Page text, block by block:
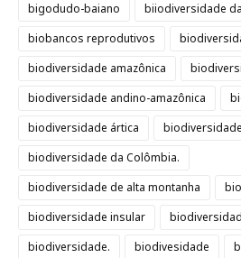
bigodudo-baiano
biiodiversidade
biobancos reprodutivos
biodiversidade amazônica
biodiversidade andino-amazônica
biodiversidade ártica
biodiversidade da Colômbia.
biodiversidade de alta montanha
biodiversidade insular
biodiversidade.
biodivesidade